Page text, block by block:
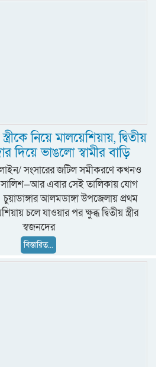
নিয়ে মালয়েশিয়ায়, দ্বিতীয়
দিয়ে ভাঙলো স্বামীর বাড়ি
সংসারের জটিল সমীকরণে কখনও
এবার সেই তালিকায় যোগ
আলমডাঙ্গা উপজেলায় প্রথম
চলে যাওয়ার পর ক্ষুব্ধ দ্বিতীয় স্ত্রীর
স্বজনদের
বিস্তারিত...